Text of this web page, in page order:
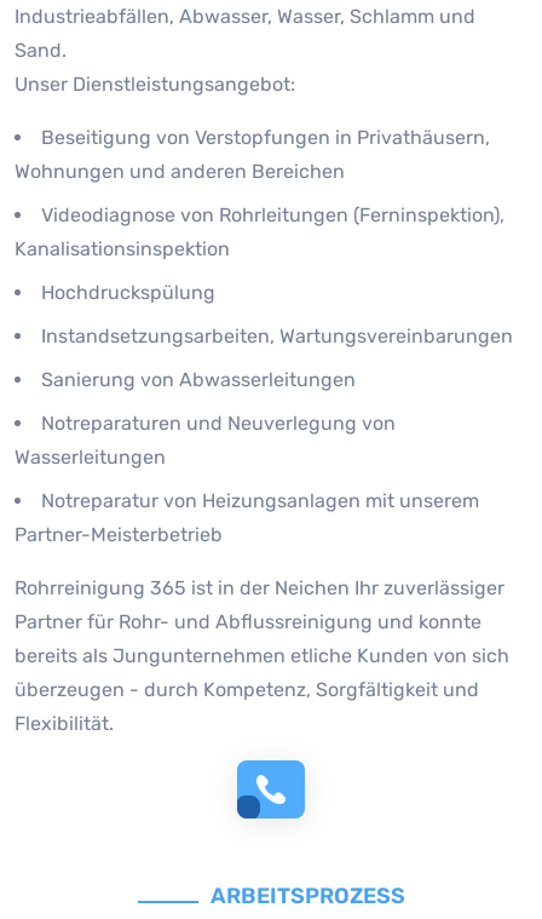
Industrieabfällen, Abwasser, Wasser, Schlamm und
Sand.
Unser Dienstleistungsangebot:
Beseitigung von Verstopfungen in Privathäusern,
Wohnungen und anderen Bereichen
Videodiagnose von Rohrleitungen (Ferninspektion),
Kanalisationsinspektion
Hochdruckspülung
Instandsetzungsarbeiten, Wartungsvereinbarungen
Sanierung von Abwasserleitungen
Notreparaturen und Neuverlegung von
Wasserleitungen
Notreparatur von Heizungsanlagen mit unserem
Partner-Meisterbetrieb
Rohrreinigung 365 ist in der Neichen Ihr zuverlässiger
Partner für Rohr- und Abflussreinigung und konnte
bereits als Jungunternehmen etliche Kunden von sich
überzeugen - durch Kompetenz, Sorgfältigkeit und
Flexibilität.
ARBEITSPROZESS